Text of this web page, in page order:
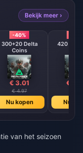
Bekijk meer ›
-40%
300+20 Delta
Coins
€ 3.01
€ 4.97
Nu kopen
420 + 40
€
Nu
van het seizoen